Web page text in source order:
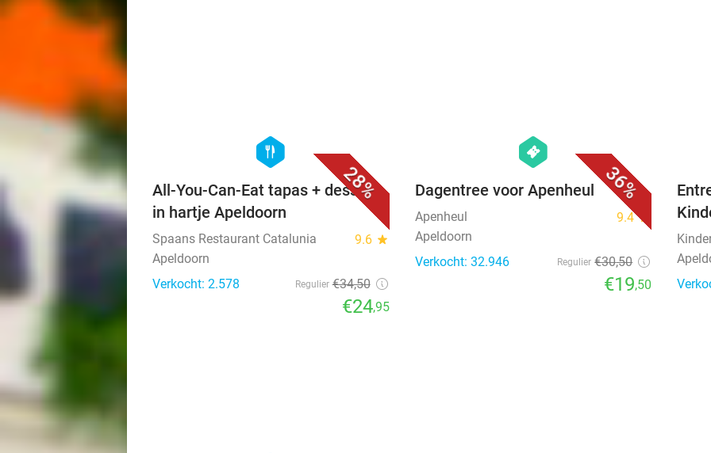
28%
hexagon
food
All-You-Can-Eat tapas + dessert
in hartje Apeldoorn
Spaans Restaurant Catalunia 9.6 star
Apeldoorn
Verkocht: 2.578
Regulier €34,50
€24,95
36%
hexagon
events
Dagentree voor Apenheul
Apenheul 9.4star
Apeldoorn
Verkocht: 32.946
Regulier €30,50
€19,50